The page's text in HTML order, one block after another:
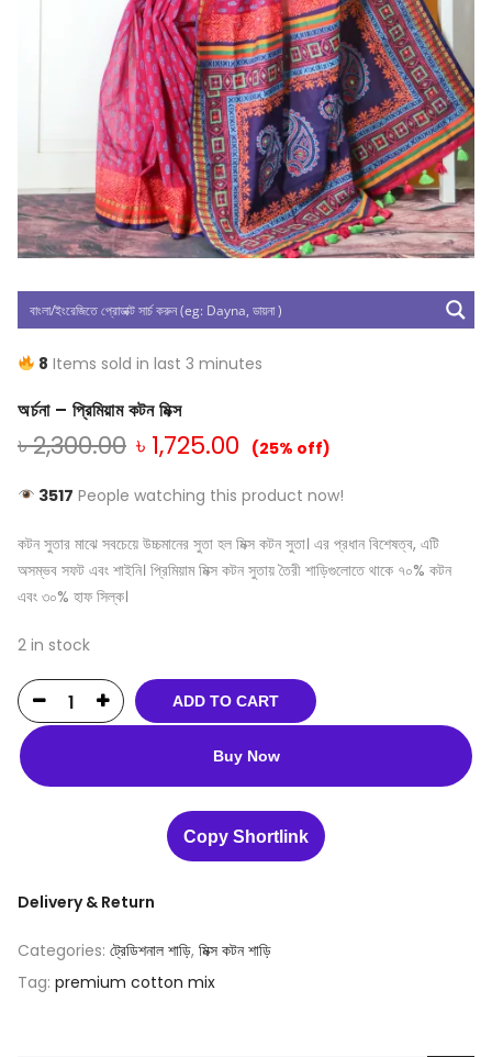
8 Items sold in last 3 minutes
অর্চনা – প্রিমিয়াম কটন মিক্স
৳2,300.00 ৳ 1,725.00 (25% off)
3517 People watching this product now!
কটন সুতার মাঝে সবচেয়ে উচ্চমানের সুতা হল মিক্স কটন সুতা। এর প্রধান বিশেষত্ব, এটি
অসম্ভব সফট এবং শাইনি। প্রিমিয়াম মিক্স কটন সুতায় তৈরী শাড়িগুলোতে থাকে ৭০% কটন
এবং ৩০% হাফ সিল্ক।
2 in stock
ADD TO CART
Buy Now
Copy Shortlink
Delivery & Return
Categories: ট্রেডিশনাল শাড়ি, মিক্স কটন শাড়ি
Tag: premium cotton mix